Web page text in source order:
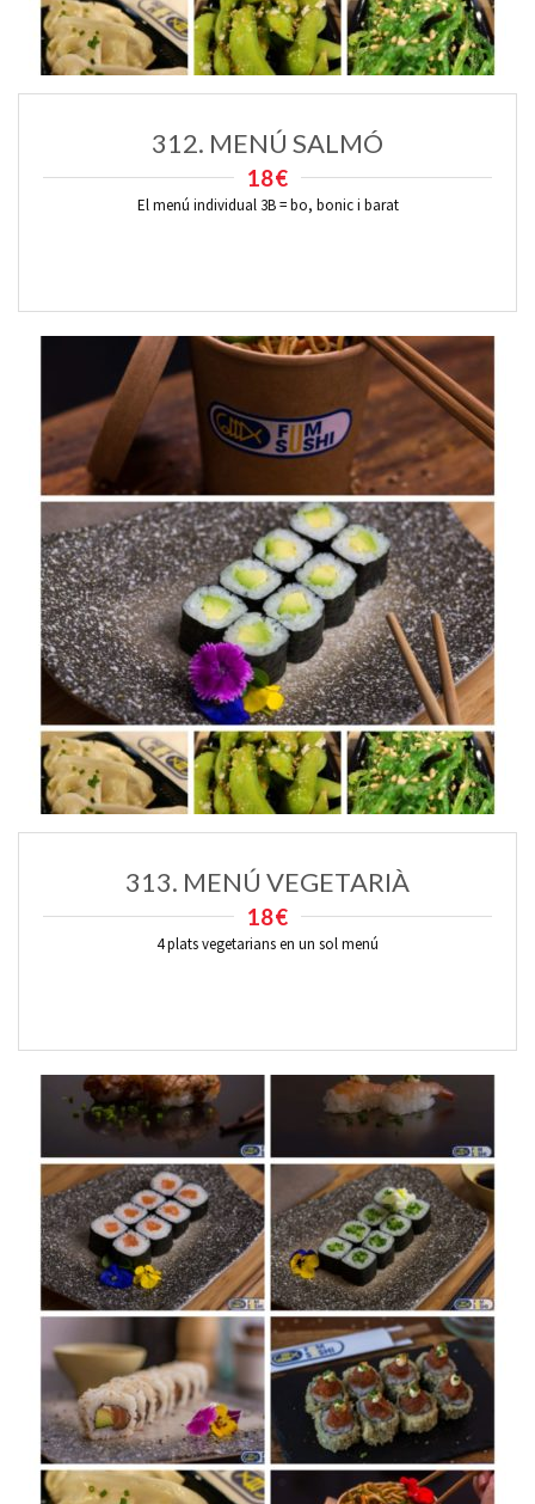
312. MENÚ SALMÓ
18€
El menú individual 3B = bo, bonic i barat
313. MENÚ VEGETARIÀ
18€
4 plats vegetarians en un sol menú